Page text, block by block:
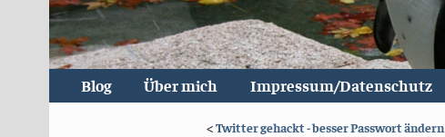
Blog Über mich Impressum/Datenschutz
<Twitter gehackt - besser Passwort ändern